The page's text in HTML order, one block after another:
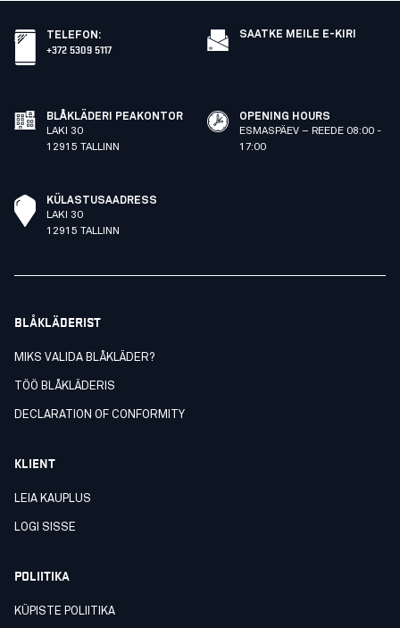
TELEFON :
+372 5309 5117
SAATKE MEILE E-KIRI
BLÅKLÄDERI PEAKONTOR
LAKI 30
12915 TALLINN
OPENING HOURS
ESMASPÄEV – REEDE 08:00 -
17:00
KÜLASTUSAADRESS
LAKI 30
12915 TALLINN
BLÅKLÄDERIST
MIKS VALIDA BLÅKLÄDER?
TÖÖ BLÅKLÄDERIS
DECLARATION OF CONFORMITY
KLIENT
LEIA KAUPLUS
LOGI SISSE
POLIITIKA
KÜPISTE POLIITIKA